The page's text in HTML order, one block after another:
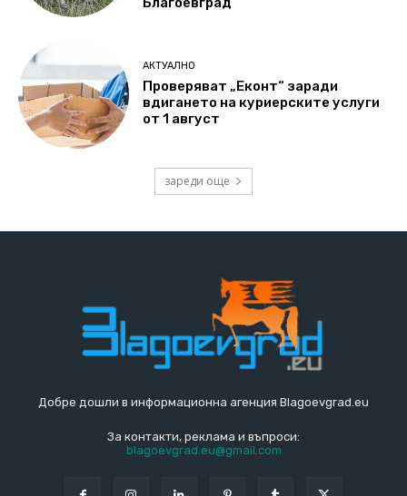
АКТУАЛНО
Проверяват „Еконт“ заради
вдигането на куриерските услуги
от 1 август
зареди още
Добре дошли в информационна агенция Blagoevgrad.eu
За контакти, реклама и въпроси:
blagoevgrad.eu@gmail.com